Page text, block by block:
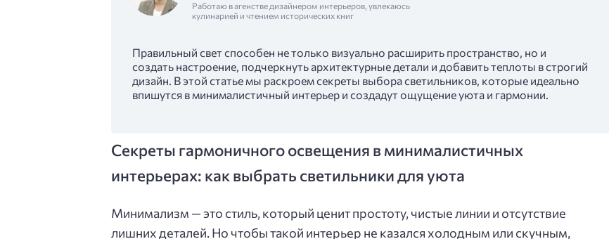
Работаю в агенстве дизайнером интерьеров, увлекаюсь
кулинарией и чтением исторических книг
Правильный свет способен не только визуально расширить пространство, но и
создать настроение, подчеркнуть архитектурные детали и добавить теплоты в строгий
дизайн. В этой статье мы раскроем секреты выбора светильников, которые идеально
впишутся в минималистичный интерьер и создадут ощущение уюта и гармонии.
Секреты гармоничного освещения в минималистичных
интерьерах: как выбрать светильники для уюта
Минимализм — это стиль, который ценит простоту, чистые линии и отсутствие
лишних деталей. Но чтобы такой интерьер не казался холодным или скучным,